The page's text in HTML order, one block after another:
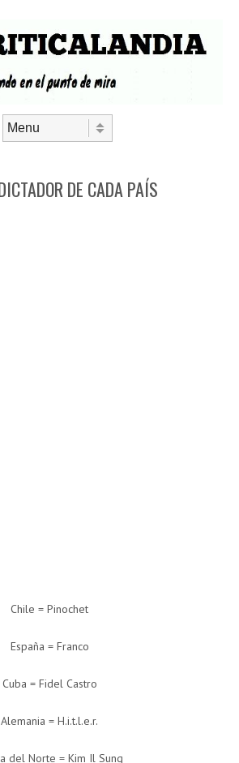
DE CADA PAÍS
Chile = Pinochet
España = Franco
Cuba = Fidel Castro
Alemania = H.i.t.l.e.r.
del Norte = Kim Il Sung